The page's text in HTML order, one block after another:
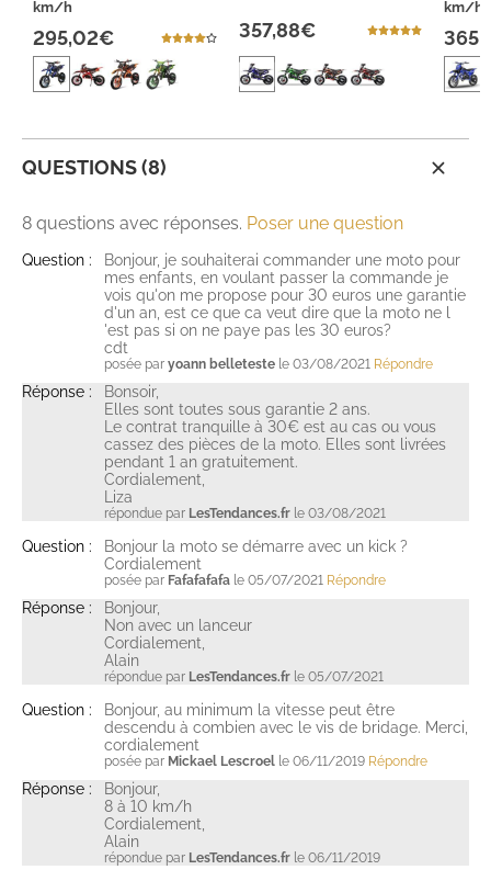
km/h
295,02€ 357,88€
km/h
QUESTIONS (8)
8 questions avec réponses. Poser une question
Question :
Bonjour, je souhaiterai commander une moto pour
mes enfants, en voulant passer la commande je
vois qu'on me propose pour 30 euros une garantie
d'un an, est ce que ca veut dire que la moto ne l
'est pas si on ne paye pas les 30 euros?
cdt
posée par yoann belleteste le 03/08/2021 Répondre
Réponse :
Bonsoir,
Elles sont toutes sous garantie 2 ans.
Le contrat tranquille à 30€ est au cas ou vous
cassez des pièces de la moto. Elles sont livrées
pendant 1 an gratuitement.
Cordialement,
Liza
répondue par LesTendances.fr le 03/08/2021
Question :
Bonjour la moto se démarre avec un kick ?
Cordialement
posée par Fafafafafa le 05/07/2021 Répondre
Réponse :
Bonjour,
Non avec un lanceur
Cordialement,
Alain
répondue par LesTendances.fr le 05/07/2021
Question :
Bonjour, au minimum la vitesse peut être
descendu à combien avec le vis de bridage. Merci,
cordialement
posée par Mickael Lescroel le 06/11/2019 Répondre
Réponse :
Bonjour,
8 à 10 km/h
Cordialement,
Alain
répondue par LesTendances.fr le 06/11/2019